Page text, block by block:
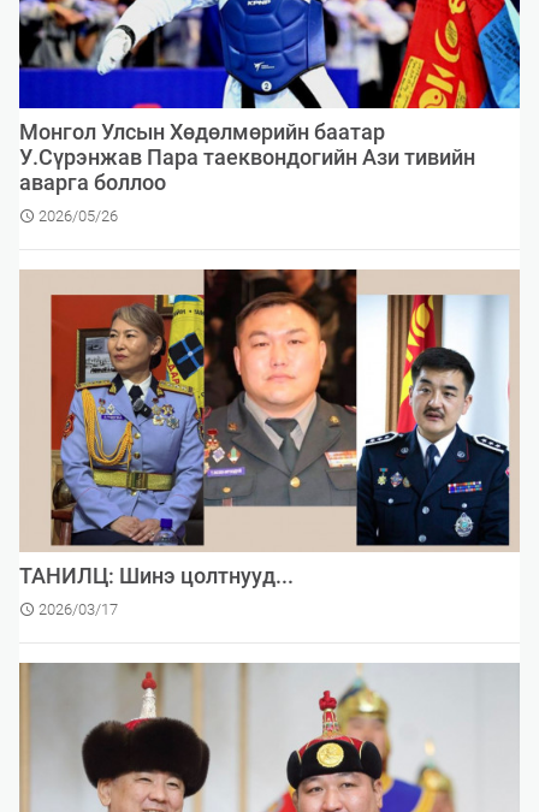
Монгол Улсын Хөдөлмөрийн баатар
У.Сүрэнжав Пара таеквондогийн Ази тивийн
аварга боллоо
2026/05/26
ТАНИЛЦ: Шинэ цолтнууд...
2026/03/17